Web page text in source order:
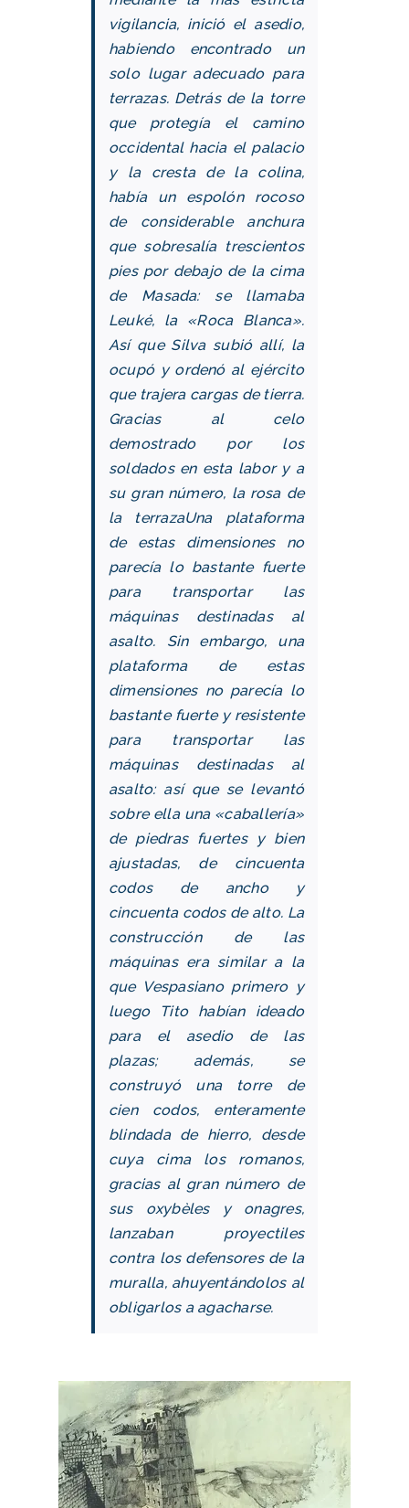
vigilancia, inició el asedio,
habiendo encontrado un
solo lugar adecuado para
terrazas. Detrás de la torre
que protegía el camino
occidental hacia el palacio
y la cresta de la colina,
había un espolón rocoso
de considerable anchura
que sobresalía trescientos
pies por debajo de la cima
de Masada: se llamaba
Leuké, la «Roca Blanca».
Así que Silva subió allí, la
ocupó y ordenó al ejército
que trajera cargas de tierra.
Gracias al celo
demostrado por los
soldados en esta labor y a
su gran número, la rosa de
la terrazaUna plataforma
de estas dimensiones no
parecía lo bastante fuerte
para transportar las
máquinas destinadas al
asalto. Sin embargo, una
plataforma de estas
dimensiones no parecía lo
bastante fuerte y resistente
para transportar las
máquinas destinadas al
asalto: así que se levantó
sobre ella una «caballería»
de piedras fuertes y bien
ajustadas, de cincuenta
codos de ancho y
cincuenta codos de alto. La
construcción de las
máquinas era similar a la
que Vespasiano primero y
luego Tito habían ideado
para el asedio de las
plazas; además, se
construyó una torre de
cien codos, enteramente
blindada de hierro, desde
cuya cima los romanos,
gracias al gran número de
sus oxybèles y onagres,
lanzaban proyectiles
contra los defensores de la
muralla, ahuyentándolos al
obligarlos a agacharse.